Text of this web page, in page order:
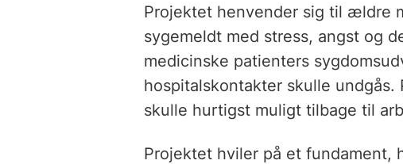
Projektet henvender sig til ældre
sygemeldt med stress, angst og
medicinske patienters
hospitalskontakter skulle
skulle hurtigst muligt tilbage til
Projektet hviler på et